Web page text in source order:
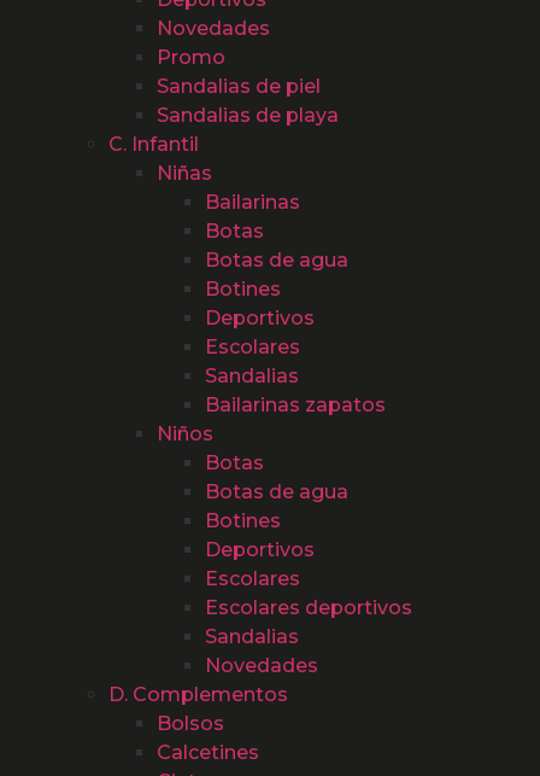
Novedades
Promo
Sandalias de piel
Sandalias de playa
C. Infantil
Niñas
Bailarinas
Botas
Botas de agua
Botines
Deportivos
Escolares
Sandalias
Bailarinas zapatos
Niños
Botas
Botas de agua
Botines
Deportivos
Escolares
Escolares deportivos
Sandalias
Novedades
D. Complementos
Bolsos
Calcetines